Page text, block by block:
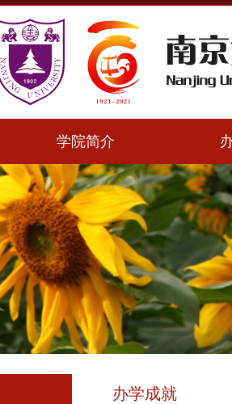
学院简介
办学成就